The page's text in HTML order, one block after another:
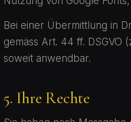
Bei einer Übermittlung in
gemäss Art. 44 ff. DSGVO
soweit anwendbar.
5. Ihre Rechte